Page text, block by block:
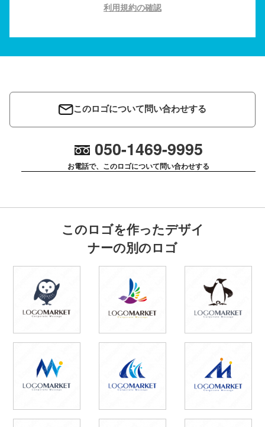
利用規約の確認
このロゴについて問い合わせする
050-1469-9995
お電話で、このロゴについて問い合わせする
このロゴを作ったデザイ
ナーの別のロゴ